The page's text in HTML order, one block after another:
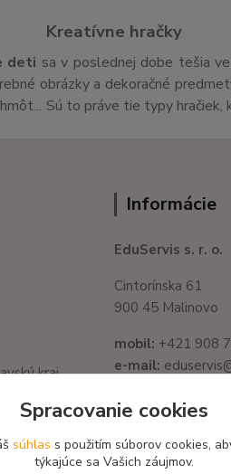
Kreatívne hračky
deti sa v poslednej dobe tešia
obrázky a dekoračné
Sú to práve tie typy
kraj
Informácie
EduServis s. r. o.
Cintorínska 61
900 45 Malinovo
mobil: +421 908
e-mail:
DIČ:2122156135
Spracovanie cookies
súhlas s použitím súborov cookies,
týkajúce sa Vašich záujmov.